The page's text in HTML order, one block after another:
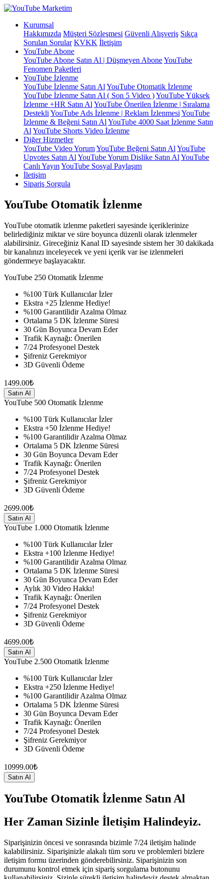
Kurumsal
Hakkımızda Müşteri Sözleşmesi Güvenli Alışveriş Sıkça
Sorulan Sorular KVKK İletişim
YouTube Abone
YouTube Abone Satın Al | Düşmeyen AboneYouTube
Fenomen Paketleri
YouTube İzlenme
YouTube İzlenme Satın Al YouTube Otomatik İzlenme
YouTube İzlenme Satın Al ( Son 5 Video )YouTube Yüksek
İzlenme +HR Satın Al YouTube Önerilen İzlenme | Sıralama
Destekli YouTube Ads İzlenme | Reklam İzlenmesi YouTube
İzlenme & Beğeni Satın Al YouTube 4000 Saat İzlenme Satın
Al YouTube Shorts Video İzlenme
Diğer Hizmetler
YouTube Video YorumYouTube Beğeni Satın Al YouTube
Upvotes Satın Al YouTube Yorum Dislike Satın Al YouTube
Canlı Yayın YouTube Sosyal Paylaşım
İletişim
Sipariş Sorgula
YouTube Otomatik İzlenme
YouTube otomatik izlenme paketleri sayesinde içeriklerinize
belirlediğiniz miktar ve süre boyunca düzenli olarak izlenmeler
alabilirsiniz. Gireceğiniz Kanal ID sayesinde sistem her 30 dakikada
bir kanalınızı inceleyecek ve yeni içerik var ise izlenmeleri
göndermeye başlayacaktır.
YouTube 250 Otomatik İzlenme
%100 Türk Kullanıcılar İzler
Ekstra +25 İzlenme Hediye!
%100 Garantilidir Azalma Olmaz
Ortalama 5 DK İzlenme Süresi
30 Gün Boyunca Devam Eder
Trafik Kaynağı: Önerilen
7/24 Profesyonel Destek
Şifreniz Gerekmiyor
3D Güvenli Ödeme
1499.00₺
Satın Al
YouTube 500 Otomatik İzlenme
%100 Türk Kullanıcılar İzler
Ekstra +50 İzlenme Hediye!
%100 Garantilidir Azalma Olmaz
Ortalama 5 DK İzlenme Süresi
30 Gün Boyunca Devam Eder
Trafik Kaynağı: Önerilen
7/24 Profesyonel Destek
Şifreniz Gerekmiyor
3D Güvenli Ödeme
2699.00₺
Satın Al
YouTube 1.000 Otomatik İzlenme
%100 Türk Kullanıcılar İzler
Ekstra +100 İzlenme Hediye!
%100 Garantilidir Azalma Olmaz
Ortalama 5 DK İzlenme Süresi
30 Gün Boyunca Devam Eder
Aylık 30 Video Hakkı!
Trafik Kaynağı: Önerilen
7/24 Profesyonel Destek
Şifreniz Gerekmiyor
3D Güvenli Ödeme
4699.00₺
Satın Al
YouTube 2.500 Otomatik İzlenme
%100 Türk Kullanıcılar İzler
Ekstra +250 İzlenme Hediye!
%100 Garantilidir Azalma Olmaz
Ortalama 5 DK İzlenme Süresi
30 Gün Boyunca Devam Eder
Trafik Kaynağı: Önerilen
7/24 Profesyonel Destek
Şifreniz Gerekmiyor
3D Güvenli Ödeme
10999.00₺
Satın Al
YouTube Otomatik İzlenme Satın Al
Her Zaman Sizinle İletişim Halindeyiz.
Siparişinizin öncesi ve sonrasında bizimle 7/24 iletişim halinde
kalabilirsiniz. Siparişinizle alakalı tüm soru ve problemleri bizlere
iletişim formu üzerinden gönderebilirsiniz. Siparişinizin son
durumunu kontrol etmek için sipariş sorgulama butonunu